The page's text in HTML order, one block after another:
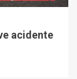
acidente